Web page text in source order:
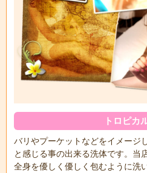
トロピカ
バリやプーケットなどをイメージ
と感じる事の出来る洗体です。当
全身を優しく優しく包むように洗